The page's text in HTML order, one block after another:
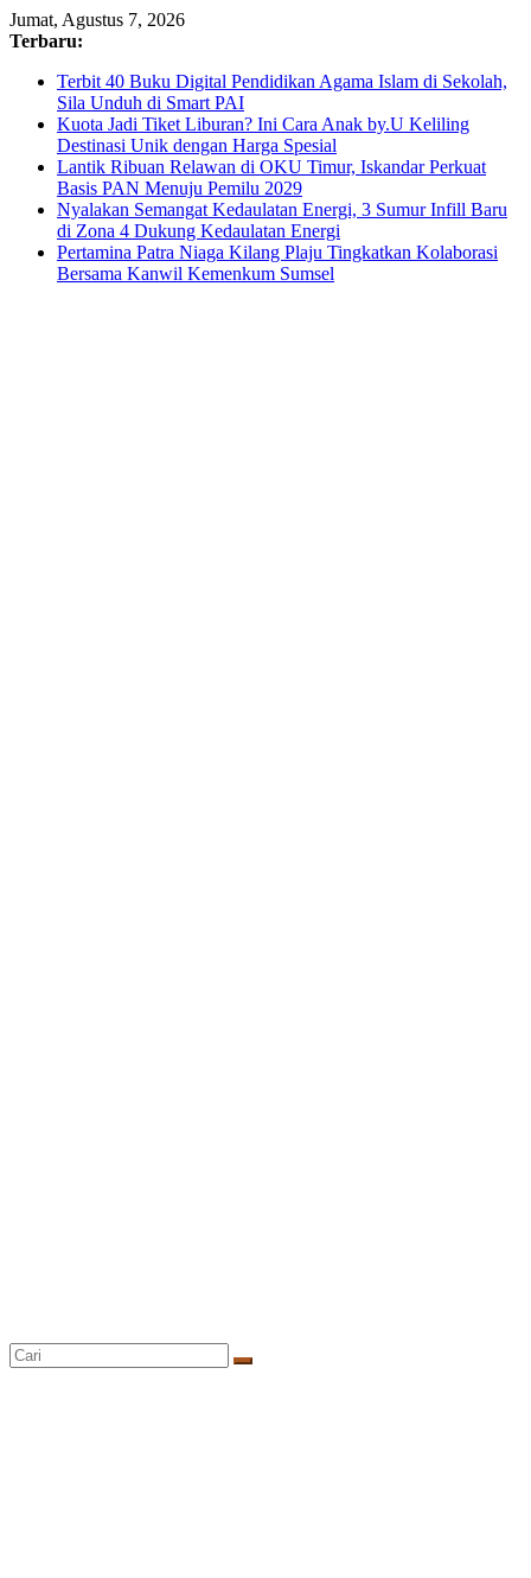
Skip
to
Jumat, Agustus 7, 2026
Terbaru:
Terbit 40 Buku Digital Pendidikan Agama Islam di Sekolah,
Sila Unduh di Smart PAI
Kuota Jadi Tiket Liburan? Ini Cara Anak by.U Keliling
Destinasi Unik dengan Harga Spesial
Lantik Ribuan Relawan di OKU Timur, Iskandar Perkuat
Basis PAN Menuju Pemilu 2029
Nyalakan Semangat Kedaulatan Energi, 3 Sumur Infill Baru
di Zona 4 Dukung Kedaulatan Energi
Pertamina Patra Niaga Kilang Plaju Tingkatkan Kolaborasi
Bersama Kanwil Kemenkum Sumsel